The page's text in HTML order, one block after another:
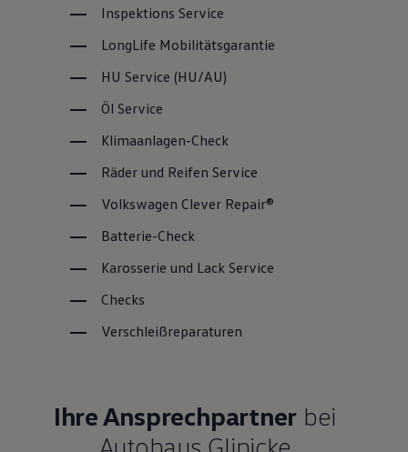
Inspektions Service
LongLife Mobilitätsgarantie
HU Service (HU/AU)
Öl Service
Klimaanlagen-Check
Räder und Reifen Service
Volkswagen Clever Repair®
Batterie-Check
Karosserie und Lack Service
Checks
Verschleißreparaturen
Ihre Ansprechpartner bei